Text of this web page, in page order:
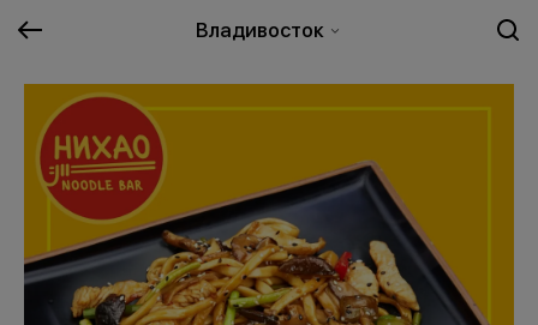
Владивосток